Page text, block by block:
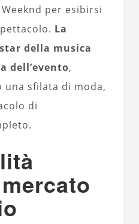
per esibirsi
La
della musica
dell’evento,
una sfilata di moda,
di